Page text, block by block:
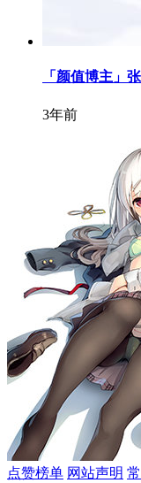
「颜值博主」
3年前
点赞榜单 网站声明